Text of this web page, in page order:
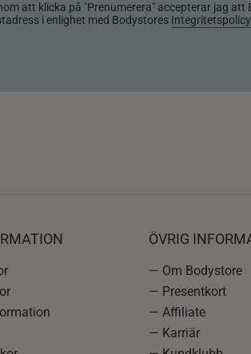
att klicka på "Prenumerera" accepterar jag att
i enlighet med Bodystores Integritetspolicy.
ÖVRIG
— Om Bodystore
— Presentkort
— Affiliate
— Karriär